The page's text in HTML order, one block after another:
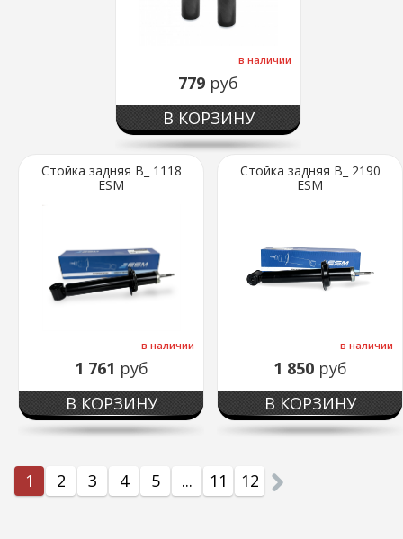
в наличии
779 руб
В КОРЗИНУ
Стойка задняя В_ 1118
ESM
в наличии
1 761 руб
В КОРЗИНУ
Стойка задняя В_ 2190
ESM
в наличии
1 850 руб
В КОРЗИНУ
1 2 3 4 5 ... 11 12